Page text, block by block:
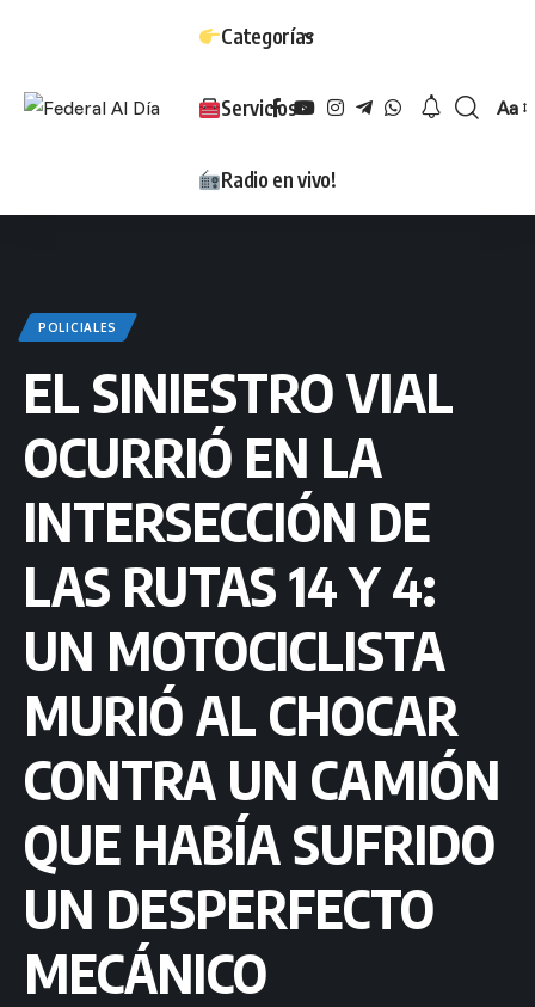
Categorías
Servicios
Radio en vivo!
Aa
POLICIALES
EL SINIESTRO VIAL
OCURRIÓ EN LA
INTERSECCIÓN DE
LAS RUTAS 14 Y 4:
UN MOTOCICLISTA
MURIÓ AL CHOCAR
CONTRA UN CAMIÓN
QUE HABÍA SUFRIDO
UN DESPERFECTO
MECÁNICO